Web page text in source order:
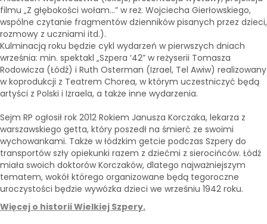
filmu „Z głębokości wołam...” w reż. Wojciecha Gierłowskiego,
wspólne czytanie fragmentów dzienników pisanych przez dzieci,
rozmowy z uczniami itd.).
Kulminacją roku będzie cykl wydarzeń w pierwszych dniach
września: min. spektakl „Szpera ‘42” w reżyserii Tomasza
Rodowicza (Łódź) i Ruth Osterman (Izrael, Tel Awiw) realizowany
w koprodukcji z Teatrem Chorea, w którym uczestniczyć będą
artyści z Polski i Izraela, a także inne wydarzenia.
Sejm RP ogłosił rok 2012 Rokiem Janusza Korczaka, lekarza z
warszawskiego getta, który poszedł na śmierć ze swoimi
wychowankami. Także w łódzkim getcie podczas Szpery do
transportów szły opiekunki razem z dziećmi z sierocińców. Łódź
miała swoich doktorów Korczaków, dlatego najważniejszym
tematem, wokół którego organizowane będą tegoroczne
uroczystości będzie wywózka dzieci we wrześniu 1942 roku.
Więcej o historii Wielkiej Szpery.